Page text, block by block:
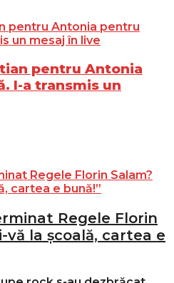
pentru Antonia
I-a transmis un
Regele Florin
vă la școală, cartea e